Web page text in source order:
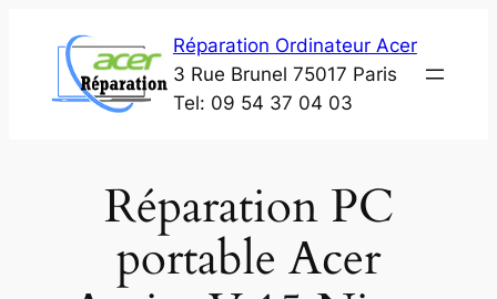
contenu
Réparation Ordinateur Acer
3 Rue Brunel 75017 Paris
Tel: 09 54 37 04 03
Réparation PC
portable Acer